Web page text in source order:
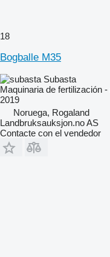
18
Bogballe M35
Subasta
Maquinaria de fertilización
2019
Noruega, Rogaland
Landbruksauksjon.no AS
Contacte con el vendedor